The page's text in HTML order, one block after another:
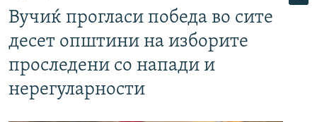
Вучиќ прогласи победа во сите
десет општини на изборите
проследени со напади и
нерегуларности